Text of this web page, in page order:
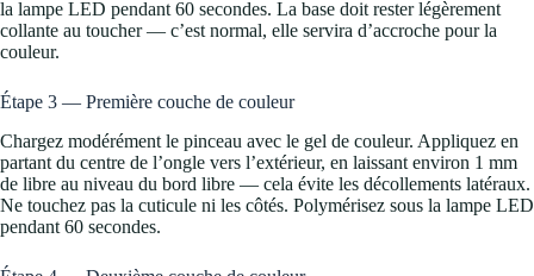
la lampe LED pendant 60 secondes. La base doit rester légèrement
collante au toucher — c’est normal, elle servira d’accroche pour la
couleur.
Étape 3 — Première couche de couleur
Chargez modérément le pinceau avec le gel de couleur. Appliquez en
partant du centre de l’ongle vers l’extérieur, en laissant environ 1 mm
de libre au niveau du bord libre — cela évite les décollements latéraux.
Ne touchez pas la cuticule ni les côtés. Polymérisez sous la lampe LED
pendant 60 secondes.